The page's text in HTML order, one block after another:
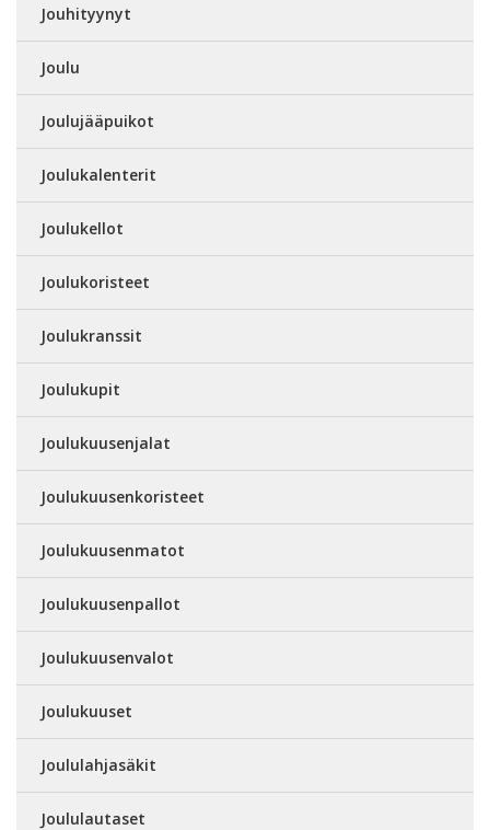
Jouhityynyt
Joulu
Joulujääpuikot
Joulukalenterit
Joulukellot
Joulukoristeet
Joulukranssit
Joulukupit
Joulukuusenjalat
Joulukuusenkoristeet
Joulukuusenmatot
Joulukuusenpallot
Joulukuusenvalot
Joulukuuset
Joululahjasäkit
Joululautaset